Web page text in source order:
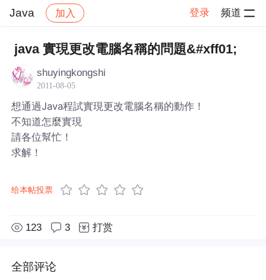
Java 加入 登录 频道
社区 Java 帖子详情
java 實現更改電腦名稱的問題&#xff01;
shuyingkongshi
2011-08-05
想通過Java程試實現更改電腦名稱的動作！
不知道怎麼實現
請各位幫忙！
求解！
给本帖投票
123 3 打赏
全部评论